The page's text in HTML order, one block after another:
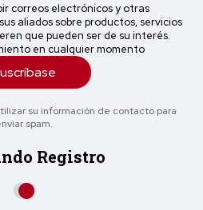
correos electrónicos y otras
aliados sobre productos, servicios
que pueden ser de su interés.
en cualquier momento
su información de contacto para
spam.
Registro